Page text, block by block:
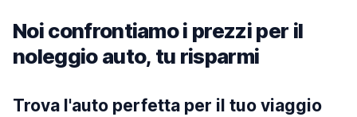
Noi confrontiamo i prezzi per il
noleggio auto, tu risparmi
Trova l'auto perfetta per il tuo viaggio